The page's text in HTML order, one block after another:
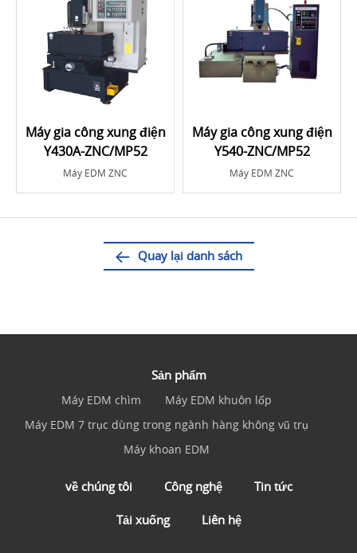
Máy gia công xung điện
Y430A-ZNC/MP52
Máy EDM ZNC
Máy gia công xung điện
Y540-ZNC/MP52
Máy EDM ZNC
Quay lại danh sách
Sản phẩm
Máy EDM chìm
Máy EDM khuôn lốp
Máy EDM 7 trục dùng trong ngành hàng không vũ trụ
Máy khoan EDM
về chúng tôi Công nghệ Tin tức
Tải xuống Liên hệ